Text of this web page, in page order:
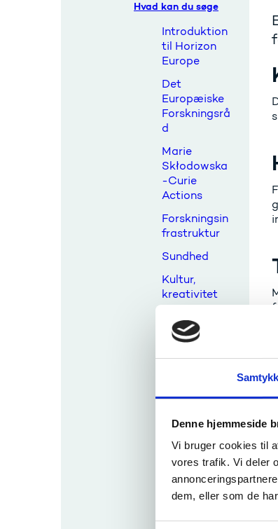
Denne hjemmeside
Vi bruger cookies til
vores trafik. Vi deler
dem, eller som de
Hvad kan du søge
Introduktion
til Horizon
Europe
Det
Europæiske
Forskningsrå
d
Marie
Skłodowska
-Curie
Actions
Forskningsin
frastruktur
Sundhed
Kultur,
kreativitet
og
inkluderende
samfund
Civil
område,
industri og
rummet
Klima, energi
og mobilitet
Bioøkonomi,